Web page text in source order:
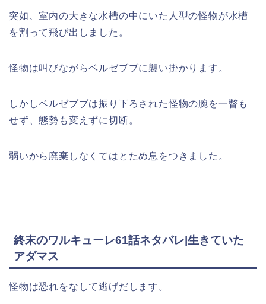
突如、室内の大きな水槽の中にいた人型の怪物が水槽
を割って飛び出しました。
怪物は叫びながらベルゼブブに襲い掛かります。
しかしベルゼブブは振り下ろされた怪物の腕を一瞥も
せず、態勢も変えずに切断。
弱いから廃棄しなくてはとため息をつきました。
終末のワルキューレ61話ネタバレ|生きていた
アダマス
怪物は恐れをなして逃げだします。